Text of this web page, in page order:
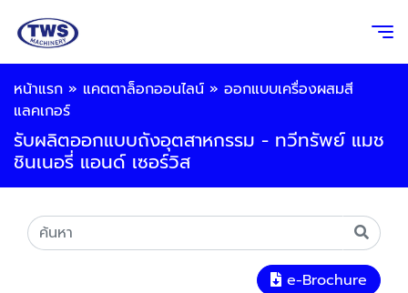
หน้าแรก » แคตตาล็อกออนไลน์ » ออกแบบเครื่องผสมสี
แลคเกอร์
รับผลิตออกแบบถังอุตสาหกรรม - ทวีทรัพย์ แมช
ชินเนอรี่ แอนด์ เซอร์วิส
e-Brochure